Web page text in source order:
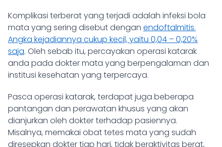
Komplikasi terberat yang terjadi adalah infeksi bola
mata yang sering disebut dengan endoftalmitis.
Angka kejadiannya cukup kecil, yaitu 0,04 – 0,20%
saja. Oleh sebab itu, percayakan operasi katarak
anda pada dokter mata yang berpengalaman dan
institusi kesehatan yang terpercaya.
Pasca operasi katarak, terdapat juga beberapa
pantangan dan perawatan khusus yang akan
dianjurkan oleh dokter terhadap pasiennya.
Misalnya, memakai obat tetes mata yang sudah
diresepkan dokter tiap hari, tidak beraktivitas berat,